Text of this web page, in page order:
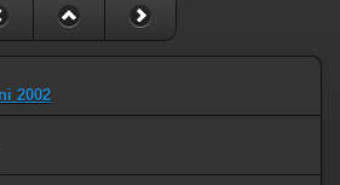
2002